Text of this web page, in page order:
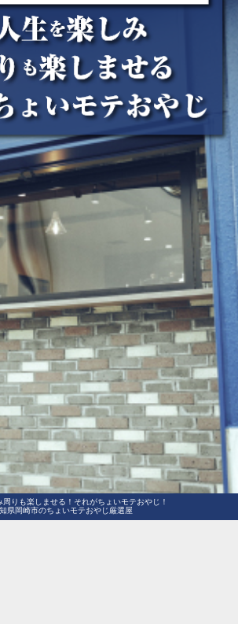
周りも楽しませる！それがちょいモテおやじ！
県岡崎市のちょいモテおやじ厳選屋